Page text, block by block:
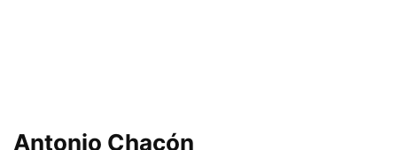
Antonio Chacón